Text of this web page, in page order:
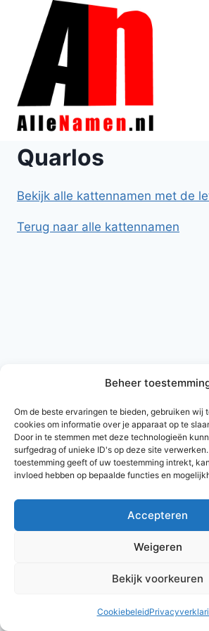
Beheer
Om de beste ervaringen te bieden, gebruiken wij
cookies om informatie over je apparaat op te
Door in te stemmen met deze technologieën
surfgedrag of unieke ID's op deze site
toestemming geeft of uw toestemming intrekt,
invloed hebben op bepaalde functies en
Accepteren
Weigeren
Bekijk voorkeuren
Cookiebeleid
Doorgaan
inhoud
Quarlos
Bekijk alle kattennamen met de
Terug naar alle kattennamen
© 2026